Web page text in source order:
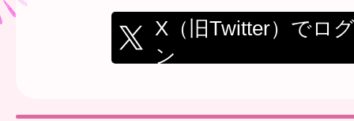
X（旧Twitter）でロ
ン